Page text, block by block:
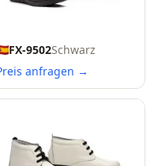
FX-9502Schwarz
anfragen →